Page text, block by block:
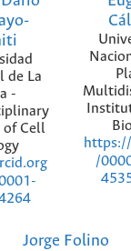
de La
-
of Cell
/
Jorge Folino